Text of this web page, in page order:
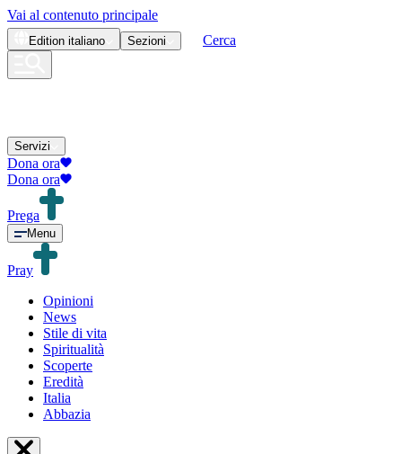
Vai al contenuto principale
Edition italiano Sezioni Cerca
Servizi
Dona ora
Dona ora
Prega
Menu
Pray
Opinioni
News
Stile di vita
Spiritualità
Scoperte
Eredità
Italia
Abbazia